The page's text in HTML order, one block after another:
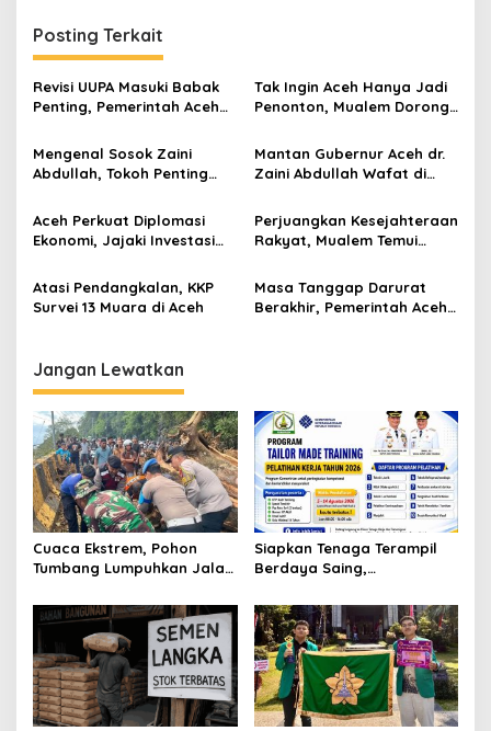
i
g
a
s
i
p
s
Posting Terkait
Revisi UUPA Masuki Babak
Penting, Pemerintah Aceh
Tak Ingin Aceh Hanya Jadi
Penonton, Mualem Dorong
Arun
Mengenal Sosok Zaini
Abdullah, Tokoh Penting
Aceh
Mantan Gubernur Aceh dr.
Zaini Abdullah Wafat di
Aceh Perkuat Diplomasi
Ekonomi, Jajaki Investasi
Rusia
Perjuangkan Kesejahteraan
Rakyat, Mualem Temui
Tambahan Anggaran
Atasi Pendangkalan, KKP
Survei 13 Muara di Aceh
Masa Tanggap Darurat
Berakhir, Pemerintah Aceh
Jangan Lewatkan
Cuaca Ekstrem, Pohon
Tumbang Lumpuhkan Jalan
Blangpidie
Siapkan Tenaga Terampil
Berdaya Saing,
Tamiang Buka Pelatihan
Kerja 2026